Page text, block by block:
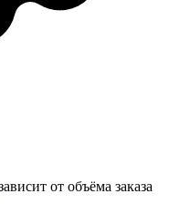
от объёма заказа